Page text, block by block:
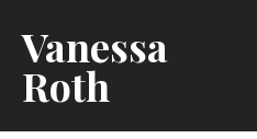
Vanessa
Roth